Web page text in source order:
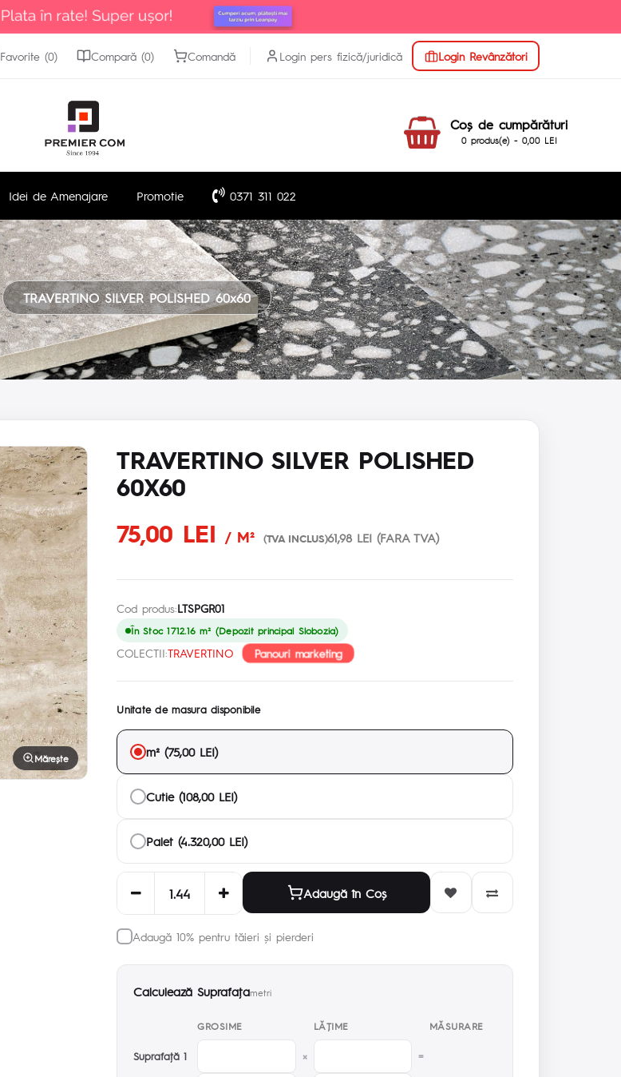
Login Revânzători
Login pers fizică/juridică
Favorite (0) Compară (0) Comandă
Coş de cumpărături
0 produs(e) - 0,00 LEI
Idei de Amenajare Promotie 0371 311 022
TRAVERTINO SILVER POLISHED 60x60
Mărește
TRAVERTINO SILVER POLISHED
60X60
75,00 LEI
/ M² (TVA INCLUS)61,98 LEI (FARA TVA)
Cod produs:LTSPGR01
În Stoc 1712.16 m² (Depozit principal Slobozia)
COLECTII:TRAVERTINO Panouri marketing
Unitate de masura disponibile
m² (75,00 LEI)
Cutie (108,00 LEI)
Palet (4.320,00 LEI)
Adaugă în Coş
Adaugă 10% pentru tăieri și pierderi
Calculează Suprafaţametri
GROSIME LĂŢIME MĂSURARE
Suprafaţă 1 × =